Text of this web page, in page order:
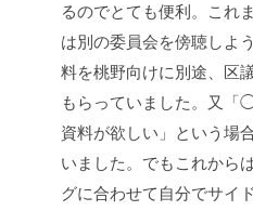
るのでとても便利。これ
は別の委員会を傍聴しよ
料を桃野向けに別途、区
もらっていました。又
資料が欲しい」という場
いました。でもこれから
グに合わせて自分でサイ